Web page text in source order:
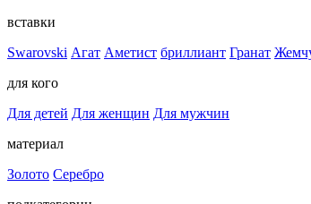
вставки
Swarovski Агат Аметист бриллиант Гранат
для кого
Для детей Для женщин Для мужчин
материал
Золото Серебро